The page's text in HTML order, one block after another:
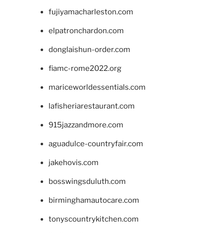
fujiyamacharleston.com
elpatronchardon.com
donglaishun-order.com
fiamc-rome2022.org
mariceworldessentials.com
lafisheriarestaurant.com
915jazzandmore.com
aguadulce-countryfair.com
jakehovis.com
bosswingsduluth.com
birminghamautocare.com
tonyscountrykitchen.com